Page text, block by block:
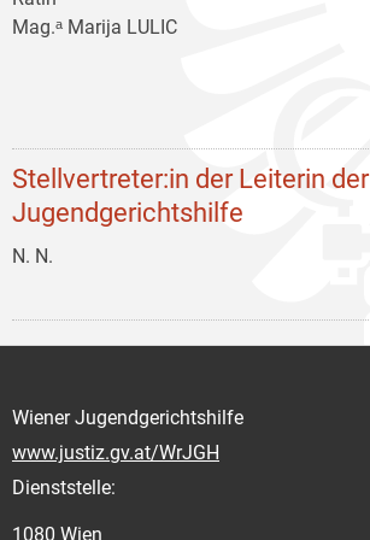
Mag.ᵃ Marija LULIC
Stellvertreter:in der Leiterin
Jugendgerichtshilfe
N. N.
Wiener Jugendgerichtshilfe
www.justiz.gv.at/WrJGH
Dienststelle:
1080 Wien